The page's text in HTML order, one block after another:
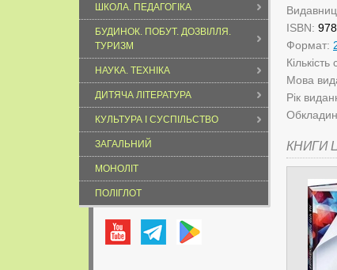
ШКОЛА. ПЕДАГОГІКА
БУДИНОК. ПОБУТ. ДОЗВІЛЛЯ.
ТУРИЗМ
НАУКА. ТЕХНІКА
ДИТЯЧА ЛІТЕРАТУРА
КУЛЬТУРА І СУСПІЛЬСТВО
ЗАГАЛЬНИЙ
МОНОЛІТ
ПОЛІГЛОТ
ISBN:
Формат:
Кількість
Мова
Рік
КНИГИ